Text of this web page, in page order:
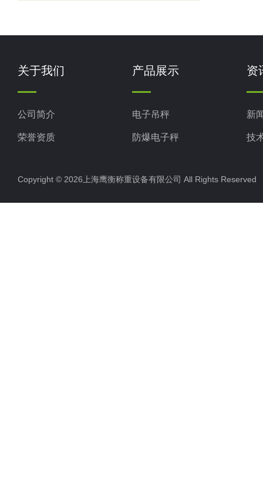
关于我们
公司简介
荣誉资质
产品展示
电子吊秤
防爆电子秤
电子汽车衡
电子天平
资
新
技
Copyright © 2026上海鹰衡称重设备有限公司 All Rights